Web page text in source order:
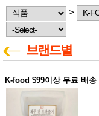
한국학
습지
미국학
습지
고
국
고국배
송
건 홍삼전
문브랜
>
브랜드별
K-food $99이상 무료 배송